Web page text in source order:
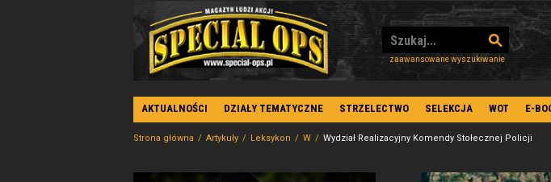
zaawansowane wyszukiwanie
AKTUALNOŚCI DZIAŁY TEMATYCZNE STRZELECTWO SELEKCJA WOT E-
Strona główna Artykuły Leksykon W Wydział Realizacyjny Komendy Stołecznej Policji